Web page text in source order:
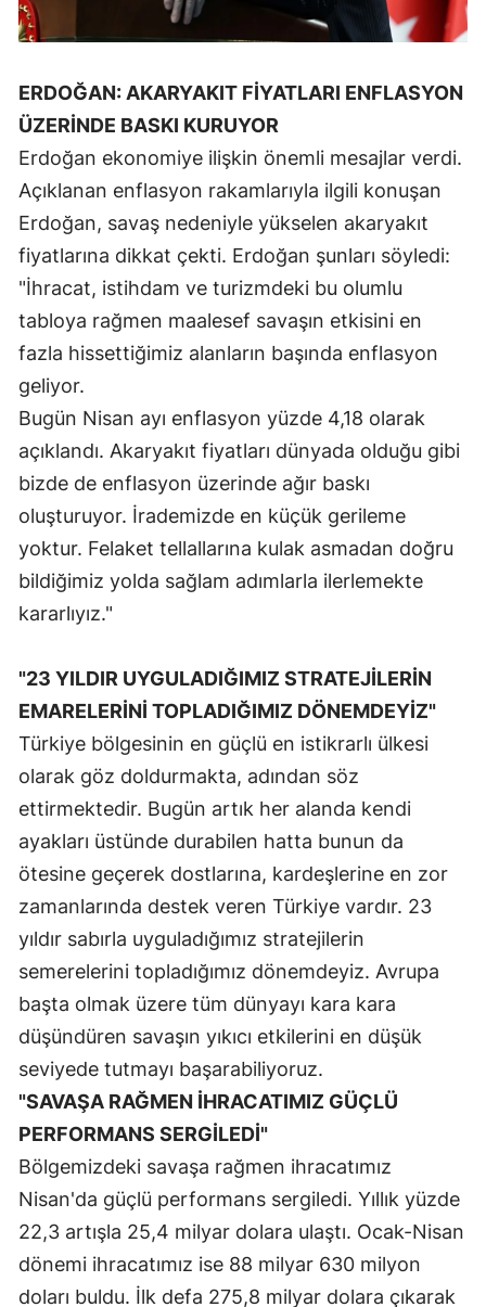
Muş
Nevşehir
Niğde
Ordu
Rize
Sakarya
Siirt
Sinop
Sivas
Tekirdağ
Tokat
Tunceli
Uşak
Van
Yozgat
Zonguldak
Aksaray
Bayburt
Karaman
Şırnak
Ardahan
ERDOĞAN: AKARYAKIT FİYATLARI ENFLASYON
ÜZERİNDE BASKI KURUYOR
Erdoğan ekonomiye ilişkin önemli mesajlar verdi.
Açıklanan enflasyon rakamlarıyla ilgili konuşan
Erdoğan, savaş nedeniyle yükselen akaryakıt
fiyatlarına dikkat çekti. Erdoğan şunları söyledi:
"İhracat, istihdam ve turizmdeki bu olumlu
tabloya rağmen maalesef savaşın etkisini en
fazla hissettiğimiz alanların başında enflasyon
geliyor.
Bugün Nisan ayı enflasyon yüzde 4,18 olarak
açıklandı. Akaryakıt fiyatları dünyada olduğu gibi
bizde de enflasyon üzerinde ağır baskı
oluşturuyor. İrademizde en küçük gerileme
yoktur. Felaket tellallarına kulak asmadan doğru
bildiğimiz yolda sağlam adımlarla ilerlemekte
kararlıyız."
"23 YILDIR UYGULADIĞIMIZ STRATEJİLERİN
EMARELERİNİ TOPLADIĞIMIZ DÖNEMDEYİZ"
Türkiye bölgesinin en güçlü en istikrarlı ülkesi
olarak göz doldurmakta, adından söz
ettirmektedir. Bugün artık her alanda kendi
ayakları üstünde durabilen hatta bunun da
ötesine geçerek dostlarına, kardeşlerine en zor
zamanlarında destek veren Türkiye vardır. 23
yıldır sabırla uyguladığımız stratejilerin
semerelerini topladığımız dönemdeyiz. Avrupa
başta olmak üzere tüm dünyayı kara kara
düşündüren savaşın yıkıcı etkilerini en düşük
seviyede tutmayı başarabiliyoruz.
"SAVAŞA RAĞMEN İHRACATIMIZ GÜÇLÜ
PERFORMANS SERGİLEDİ"
Bölgemizdeki savaşa rağmen ihracatımız
Nisan'da güçlü performans sergiledi. Yıllık yüzde
22,3 artışla 25,4 milyar dolara ulaştı. Ocak-Nisan
dönemi ihracatımız ise 88 milyar 630 milyon
doları buldu. İlk defa 275,8 milyar dolara çıkarak